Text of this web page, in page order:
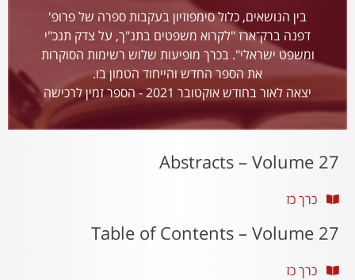
בין הנושאים, כלול סימפוזיון בעקבות ספרה של פרופ'
דפנה ברק־ארז "לקרוא משפטים בתנ"ך, על צדק תנכ"י
ומשפט ישראלי". בכרך מופיעות שלוש רשימות הסוקרות
את הספר החדש והייחוד הטמון בו.
יצאה לאור בחודש אוקטובר 2021 - הספר זמין לרכישה
Abstracts – Volume 27
כרך כז
Table of Contents – Volume 27
כרך כז